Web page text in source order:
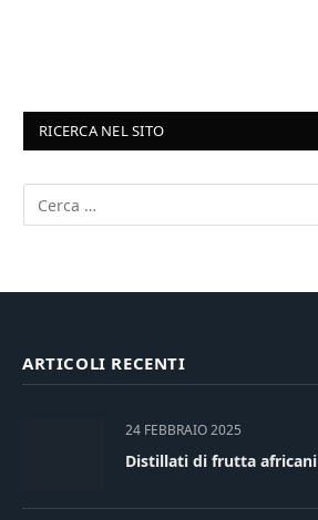
RICERCA NEL SITO
ARTICOLI RECENTI
24 FEBBRAIO 2025
Distillati di frutta africani